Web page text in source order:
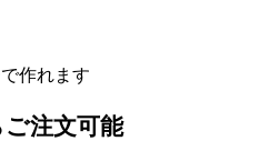
注文可能